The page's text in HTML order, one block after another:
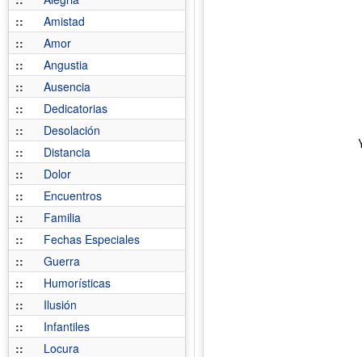
::
Amistad
::
Amor
::
Angustia
::
Ausencia
::
Dedicatorias
::
Desolación
::
Distancia
::
Dolor
::
Encuentros
::
Familia
::
Fechas Especiales
::
Guerra
::
Humorísticas
::
Ilusión
::
Infantiles
::
Locura